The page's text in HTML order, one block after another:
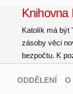
Knihovna
Katolík má být
zásoby věci
bezpočtu. K
ODDĚLENÍ O